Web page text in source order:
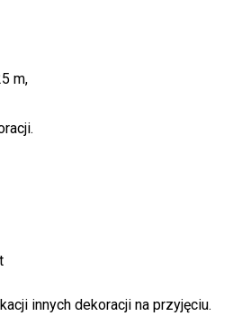
w
m,
innych dekoracji na przyjęciu.